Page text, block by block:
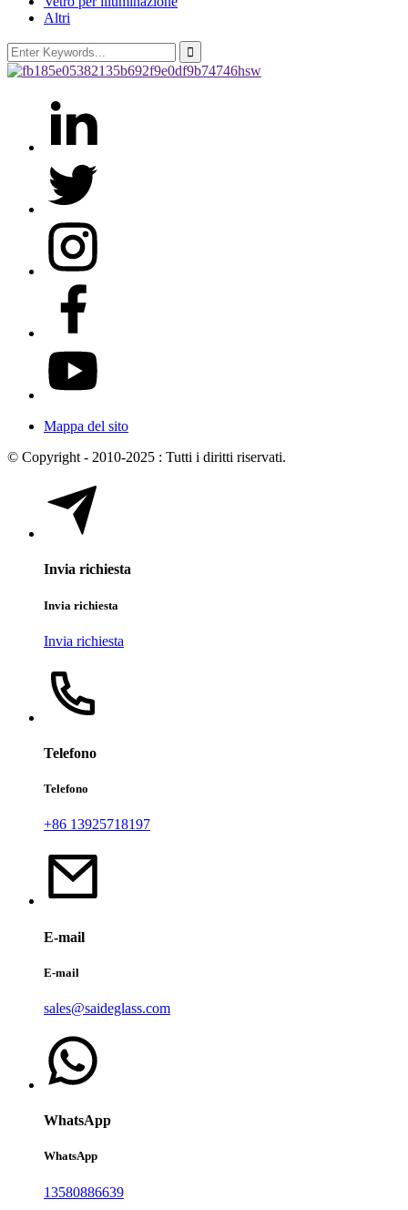
Altri
Mappa del sito
© Copyright - 2010-2025 : Tutti i diritti riservati.
Invia richiesta
Invia richiesta
Invia richiesta
Telefono
Telefono
+86 13925718197
E-mail
E-mail
sales@saideglass.com
WhatsApp
WhatsApp
13580886639